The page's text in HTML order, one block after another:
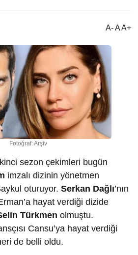
A- A A+
Fotoğraf: Arşiv
sezon çekimleri bugün
imzalı dizinin yönetmen
oturuyor. Serkan Dağlı’nın
hayat verdiği dizide
Türkmen olmuştu.
Cansu’ya hayat verdiği
de belli oldu.